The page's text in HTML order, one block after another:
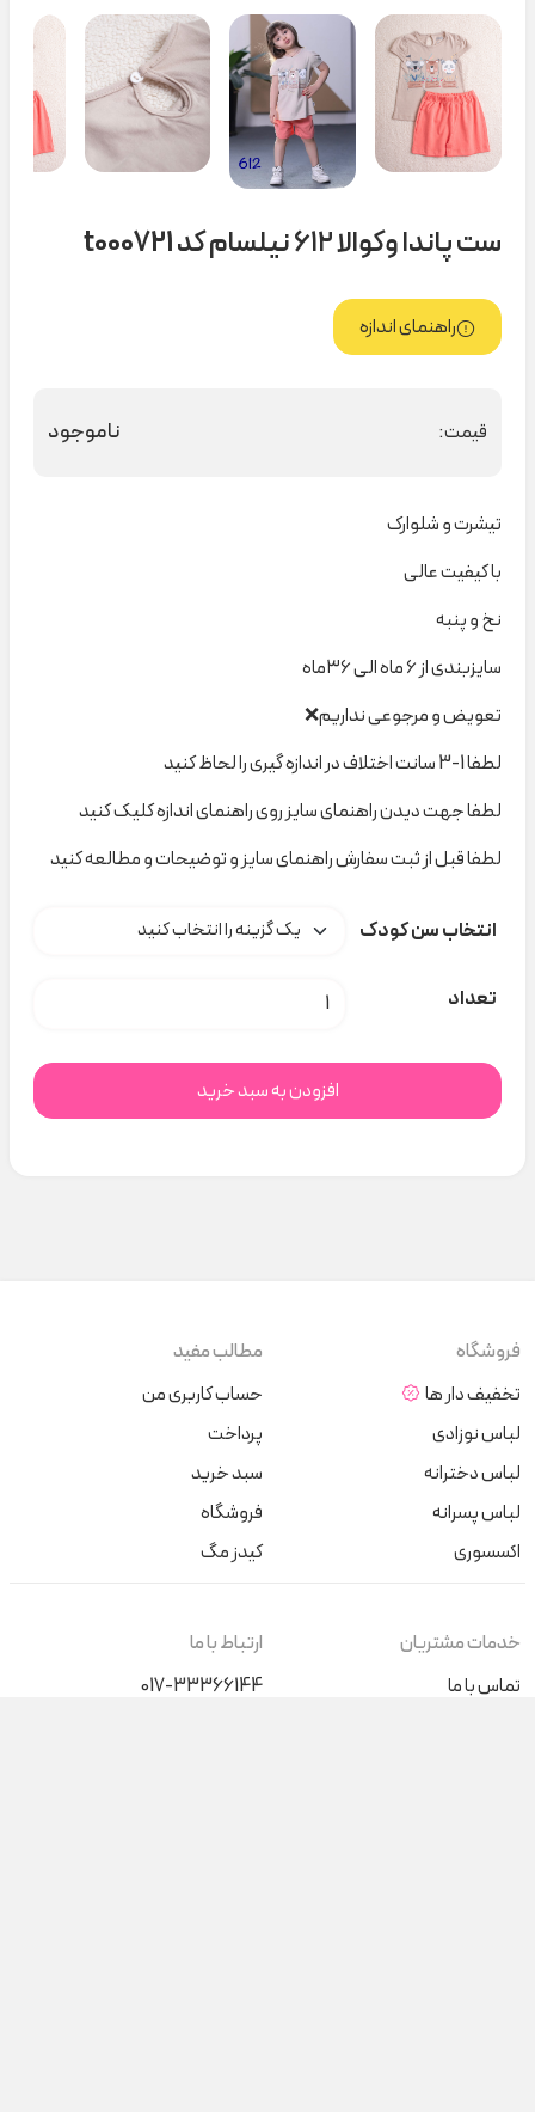
ست پاندا و‌کوالا ۶۱۲ نیلسام کد t000721
راهنمای اندازه
قیمت: ناموجود
تیشرت و شلوارک
با کیفیت عالی
نخ و پنبه
سایزبندی از ۶ ماه الی ۳۶ماه
تعویض و مرجوعی نداریم❌
لطفا 1-3 سانت اختلاف در اندازه گیری را لحاظ کنید
لطفا جهت دیدن راهنمای سایز روی راهنمای اندازه کلیک کنید
لطفا قبل از ثبت سفارش راهنمای سایز و توضیحات و مطالعه کنید
انتخاب سن کودک
تعداد ست پاندا و‌کوالا ۶۱۲ نیلسام کد t000721 عدد
افزودن به سبد خرید
فروشگاه
تخفیف دار ها
لباس نوزادی
لباس دخترانه
لباس پسرانه
اکسسوری
مطالب مفید
حساب کاربری من
پرداخت
سبد خرید
فروشگاه
کیدز مگ
خدمات مشتریان
تماس با ما
ارتباط با ما
017-33366144